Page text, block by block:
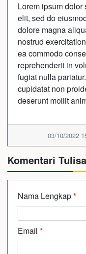
Lorem ipsum
elit, sed do
dolore magna
nostrud
ea commodo
reprehenderit in
fugiat nulla
cupidatat non
deserunt mollit
03/10/2022
Komentari
Nama Lengkap*
Email *